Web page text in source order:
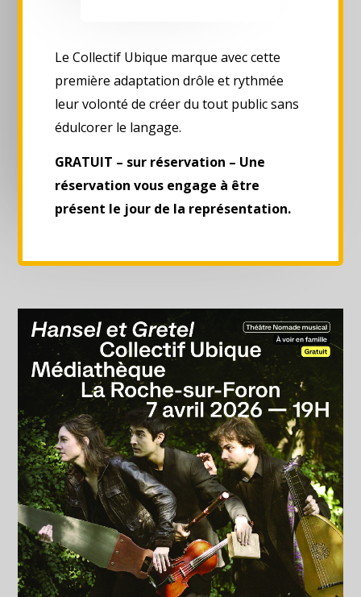
Le Collectif Ubique marque avec cette
première adaptation drôle et rythmée
leur volonté de créer du tout public sans
édulcorer le langage.
GRATUIT – sur réservation – Une
réservation vous engage à être
présent le jour de la représentation.